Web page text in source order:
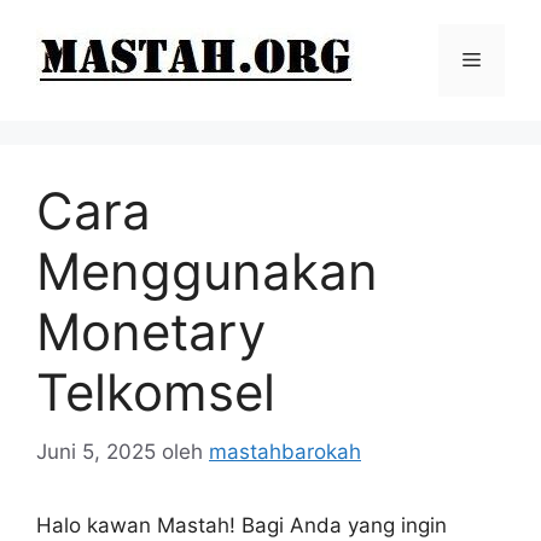
Menu
Cara
Menggunakan
Monetary
Telkomsel
Juni 5, 2025 oleh mastahbarokah
Halo kawan Mastah! Bagi Anda yang ingin